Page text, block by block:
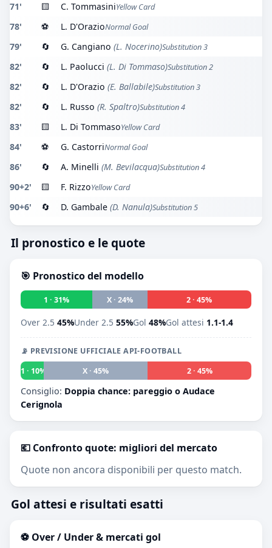
71' 🟨 C. TommasiniYellow Card
78' ⚽ L. D'OrazioNormal Goal
79' 🔄 G. Cangiano (L. Nocerino)Substitution 3
82' 🔄 L. Paolucci (L. Di Tommaso)Substitution 2
82' 🔄 L. D'Orazio (E. Ballabile)Substitution 3
82' 🔄 L. Russo (R. Spaltro)Substitution 4
83' 🟨 L. Di TommasoYellow Card
84' ⚽ G. CastorriNormal Goal
86' 🔄 A. Minelli (M. Bevilacqua)Substitution 4
90+2' 🟨 F. RizzoYellow Card
90+6' 🔄 D. Gambale (D. Nanula)Substitution 5
Il pronostico e le quote
🎯 Pronostico del modello
1 · 31% X · 24% 2 · 45%
Over 2.5 45%Under 2.5 55%Gol 48%Gol attesi 1.1-1.4
📡 PREVISIONE UFFICIALE API-FOOTBALL
1 · 10%
X · 45% 2 · 45%
Consiglio: Doppia chance: pareggio o Audace
Cerignola
💶 Confronto quote: migliori del mercato
Quote non ancora disponibili per questo match.
Gol attesi e risultati esatti
⚽ Over / Under & mercati gol